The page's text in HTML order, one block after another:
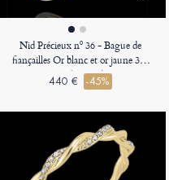
Nid Précieux nº 36 - Bague de
fiançailles Or blanc et or jaune 375
‰ (9 carats)
440 € -45%